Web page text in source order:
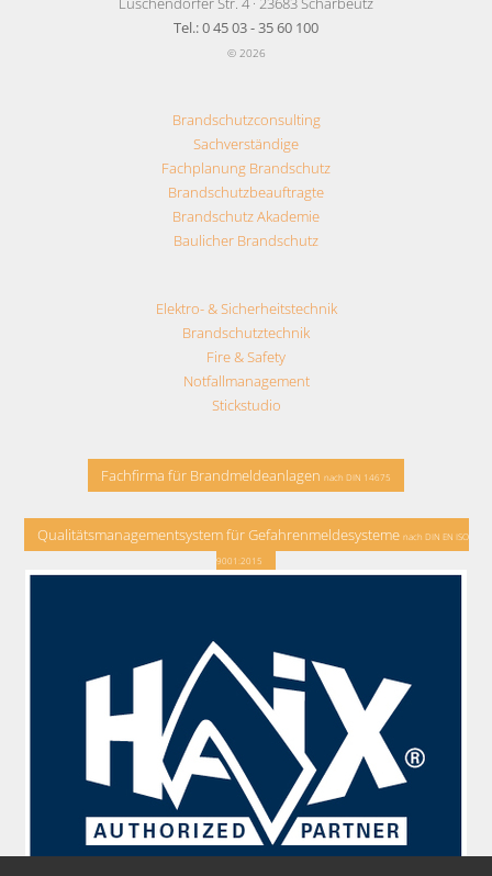
Tel.: 0 45 03 - 35 60 100
© 2026
Brandschutzconsulting
Sachverständige
Fachplanung Brandschutz
Brandschutzbeauftragte
Brandschutz Akademie
Baulicher Brandschutz
Elektro- & Sicherheitstechnik
Brandschutztechnik
Fire & Safety
Notfallmanagement
Stickstudio
Fachfirma für Brandmeldeanlagen nach DIN 14675
Qualitätsmanagementsystem für Gefahrenmeldesysteme nach DIN EN ISO
9001:2015